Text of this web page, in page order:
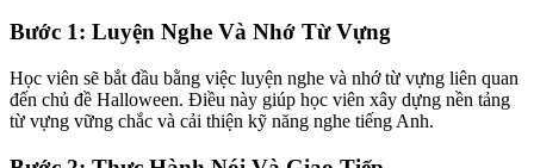
Bước 1: Luyện Nghe Và Nhớ Từ Vựng
Học viên sẽ bắt đầu bằng việc luyện nghe và nhớ từ vựng liên quan
đến chủ đề Halloween. Điều này giúp học viên xây dựng nền tảng
từ vựng vững chắc và cải thiện kỹ năng nghe tiếng Anh.